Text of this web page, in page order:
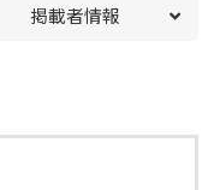
掲載者情報